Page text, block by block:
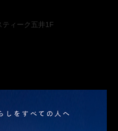
ィーク五井1F